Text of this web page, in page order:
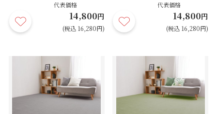
代表価格
14,800円
(税込 16,280円)
代表価格
14,800円
(税込 16,280円)